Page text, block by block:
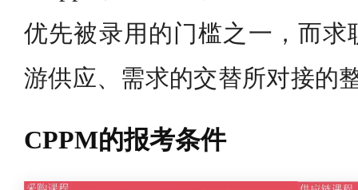
优先被录用的门槛之一，而求
游供应、需求的交替所对接的
CPPM的报考条件